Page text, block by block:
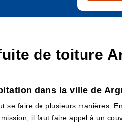
de toiture
dans la ville de
se faire de plusieurs manières.
il faut faire appel à un